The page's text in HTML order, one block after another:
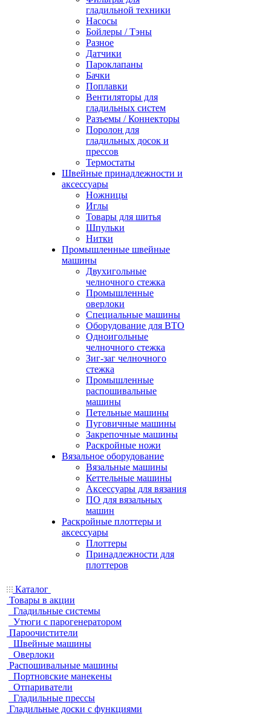
гладильной техники
Насосы
Бойлеры / Тэны
Разное
Датчики
Пароклапаны
Бачки
Поплавки
Вентиляторы для
гладильных систем
Разъемы / Коннекторы
Поролон для
гладильных досок и
прессов
Термостаты
Швейные принадлежности и
аксессуары
Ножницы
Иглы
Товары для шитья
Шпульки
Нитки
Промышленные швейные
машины
Двухигольные
челночного стежка
Промышленные
оверлоки
Специальные машины
Оборудование для ВТО
Одноигольные
челночного стежка
Зиг-заг челночного
стежка
Промышленные
распошивальные
машины
Петельные машины
Пуговичные машины
Закрепочные машины
Раскройные ножи
Вязальное оборудование
Вязальные машины
Кеттельные машины
Аксессуары для вязания
ПО для вязальных
машин
Раскройные плоттеры и
аксессуары
Плоттеры
Принадлежности для
плоттеров
Каталог
Товары в акции
Гладильные системы
Утюги с парогенератором
Пароочистители
Швейные машины
Оверлоки
Распошивальные машины
Портновские манекены
Отпариватели
Гладильные прессы
Гладильные доски с функциями